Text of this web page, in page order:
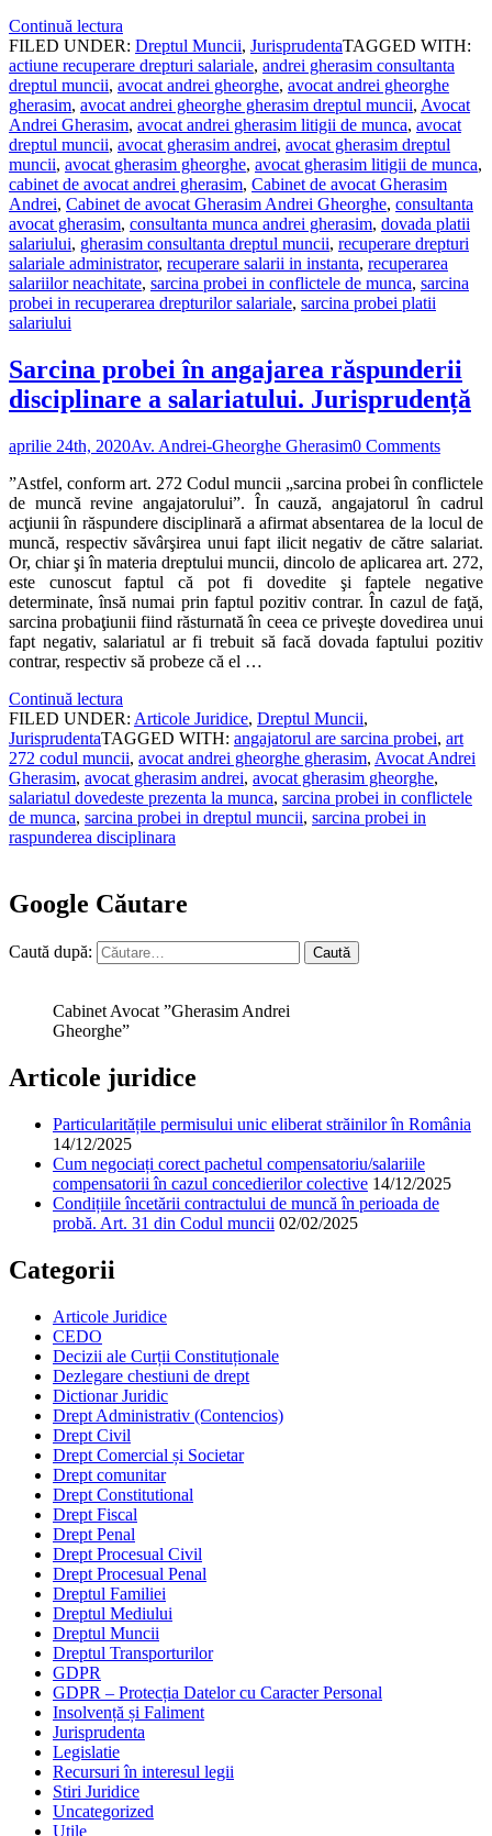
Continuă lectura
FILED UNDER: Dreptul Muncii, JurisprudentaTAGGED WITH:
actiune recuperare drepturi salariale, andrei gherasim consultanta
dreptul muncii, avocat andrei gheorghe, avocat andrei gheorghe
gherasim, avocat andrei gheorghe gherasim dreptul muncii, Avocat
Andrei Gherasim, avocat andrei gherasim litigii de munca, avocat
dreptul muncii, avocat gherasim andrei, avocat gherasim dreptul
muncii, avocat gherasim gheorghe, avocat gherasim litigii de munca,
cabinet de avocat andrei gherasim, Cabinet de avocat Gherasim
Andrei, Cabinet de avocat Gherasim Andrei Gheorghe, consultanta
avocat gherasim, consultanta munca andrei gherasim, dovada platii
salariului, gherasim consultanta dreptul muncii, recuperare drepturi
salariale administrator, recuperare salarii in instanta, recuperarea
salariilor neachitate, sarcina probei in conflictele de munca, sarcina
probei in recuperarea drepturilor salariale, sarcina probei platii
salariului
Sarcina probei în angajarea răspunderii
disciplinare a salariatului. Jurisprudență
aprilie 24th, 2020Av. Andrei-Gheorghe Gherasim0 Comments
”Astfel, conform art. 272 Codul muncii „sarcina probei în conflictele
de muncă revine angajatorului”. În cauză, angajatorul în cadrul
acţiunii în răspundere disciplinară a afirmat absentarea de la locul de
muncă, respectiv săvârşirea unui fapt ilicit negativ de către salariat.
Or, chiar şi în materia dreptului muncii, dincolo de aplicarea art. 272,
este cunoscut faptul că pot fi dovedite şi faptele negative
determinate, însă numai prin faptul pozitiv contrar. În cazul de faţă,
sarcina probaţiunii fiind răsturnată în ceea ce priveşte dovedirea unui
fapt negativ, salariatul ar fi trebuit să facă dovada faptului pozitiv
contrar, respectiv să probeze că el …
Continuă lectura
FILED UNDER: Articole Juridice, Dreptul Muncii,
JurisprudentaTAGGED WITH: angajatorul are sarcina probei, art
272 codul muncii, avocat andrei gheorghe gherasim, Avocat Andrei
Gherasim, avocat gherasim andrei, avocat gherasim gheorghe,
salariatul dovedeste prezenta la munca, sarcina probei in conflictele
de munca, sarcina probei in dreptul muncii, sarcina probei in
raspunderea disciplinara
Google Căutare
Caută după:
Cabinet Avocat ”Gherasim Andrei
Gheorghe”
Articole juridice
Particularitățile permisului unic eliberat străinilor în România
14/12/2025
Cum negociați corect pachetul compensatoriu/salariile
compensatorii în cazul concedierilor colective 14/12/2025
Condițiile încetării contractului de muncă în perioada de
probă. Art. 31 din Codul muncii 02/02/2025
Categorii
Articole Juridice
CEDO
Decizii ale Curții Constituționale
Dezlegare chestiuni de drept
Dictionar Juridic
Drept Administrativ (Contencios)
Drept Civil
Drept Comercial și Societar
Drept comunitar
Drept Constitutional
Drept Fiscal
Drept Penal
Drept Procesual Civil
Drept Procesual Penal
Dreptul Familiei
Dreptul Mediului
Dreptul Muncii
Dreptul Transporturilor
GDPR
GDPR – Protecția Datelor cu Caracter Personal
Insolvență și Faliment
Jurisprudenta
Legislatie
Recursuri în interesul legii
Stiri Juridice
Uncategorized
Utile